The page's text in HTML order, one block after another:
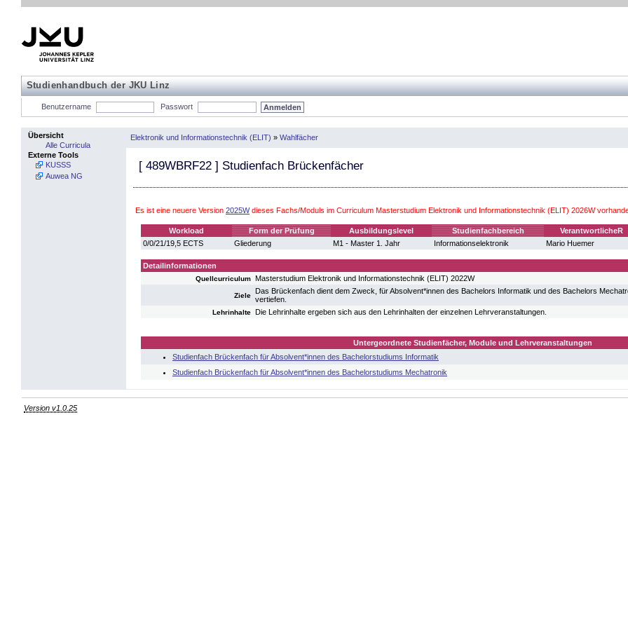
Studienhandbuch der JKU Linz
Benutzername Passwort
Übersicht
Alle Curricula
Externe Tools
KUSSS
Auwea NG
Elektronik und Informationstechnik (ELIT) » Wahlfächer
[ 489WBRF22 ] Studienfach Brückenfächer
Es ist eine neuere Version 2025Wdieses Fachs/Moduls im Curriculum Masterstudium Elektronik und Informationstechnik (ELIT) 2026W
Workload Form der Prüfung Ausbildungslevel Studienfachbereich VerantwortlicheR
0/0/21/19,5 ECTS
Gliederung M1 - Master 1. Jahr Informationselektronik Mario Huemer
Detailinformationen
Quellcurriculum Masterstudium Elektronik und Informationstechnik (ELIT) 2022W
Ziele
Das Brückenfach dient dem Zweck, für Absolvent*innen des Bachelors Informatik und des Bachelors
vertiefen.
Lehrinhalte Die Lehrinhalte ergeben sich aus den Lehrinhalten der einzelnen Lehrveranstaltungen.
Untergeordnete Studienfächer, Module und Lehrveranstaltungen
Studienfach Brückenfach für Absolvent*innen des Bachelorstudiums Informatik
Studienfach Brückenfach für Absolvent*innen des Bachelorstudiums Mechatronik
Version v1.0.25